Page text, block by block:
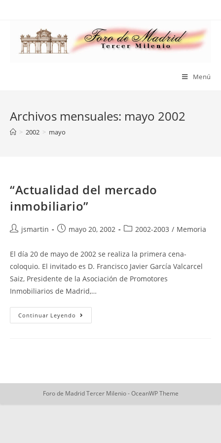
Menú
Archivos mensuales: mayo 2002
> 2002 > mayo
“Actualidad del mercado
inmobiliario”
Autor
la
entrada:
jsmartin
Publicación
entrada:
mayo 20, 2002
Categoría
entrada:
2002-2003 / Memoria
El día 20 de mayo de 2002 se realiza la primera cena-
coloquio. El invitado es D. Francisco Javier García Valcarcel
Saiz, Presidente de la Asociación de Promotores
Inmobiliarios de Madrid,…
Continuar Leyendo “Actualidad
Del
Foro de Madrid Tercer Milenio - OceanWP Theme